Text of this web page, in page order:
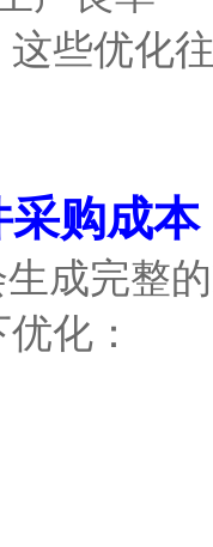
些优化
购成本
成完整
化：